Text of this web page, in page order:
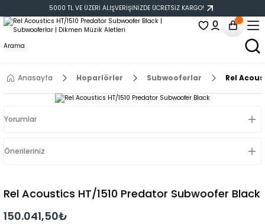
5000 TL VE ÜZERİ ALIŞVERİŞİNİZDE ÜCRETSİZ KARGO!
Anasayfa Hoparlörler Subwooferlar Rel
Yorumlar
Önerileriniz
Rel Acoustics HT/1510 Predator Subwoofer Black
150.041,50₺